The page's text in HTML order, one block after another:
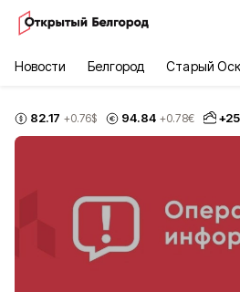
Новости Белгород Старый
82.17 +0.76$ 94.84 +0.78€ +25